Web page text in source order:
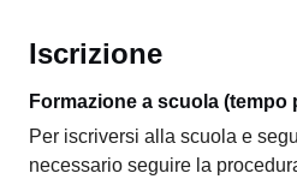
Iscrizione
Formazione a scuola (tempo
Per iscriversi alla scuola e
necessario seguire la